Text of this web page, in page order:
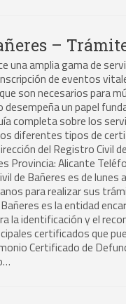
–
una amplia gama de
de eventos
son necesarios para
un papel
completa sobre los
diferentes tipos de
del Registro Civil
Provincia: Alicante
de Bañeres es de
para realizar sus
es la entidad
la identificación y el
certificados que
Certificado de